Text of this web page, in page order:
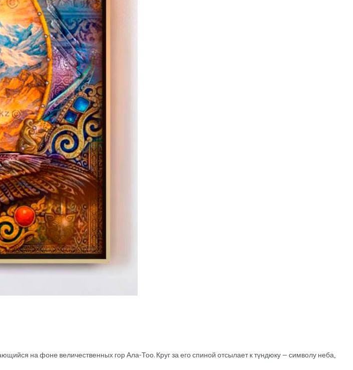
на фоне величественных гор Ала-Тоо. Круг за его спиной отсылает к түндюку — символу неба,